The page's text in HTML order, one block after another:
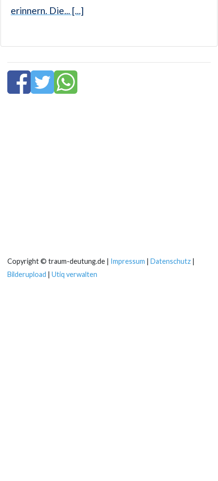
erinnern. Die... [...]
Copyright © traum-deutung.de | Impressum | Datenschutz |
Bilderupload | Utiq verwalten